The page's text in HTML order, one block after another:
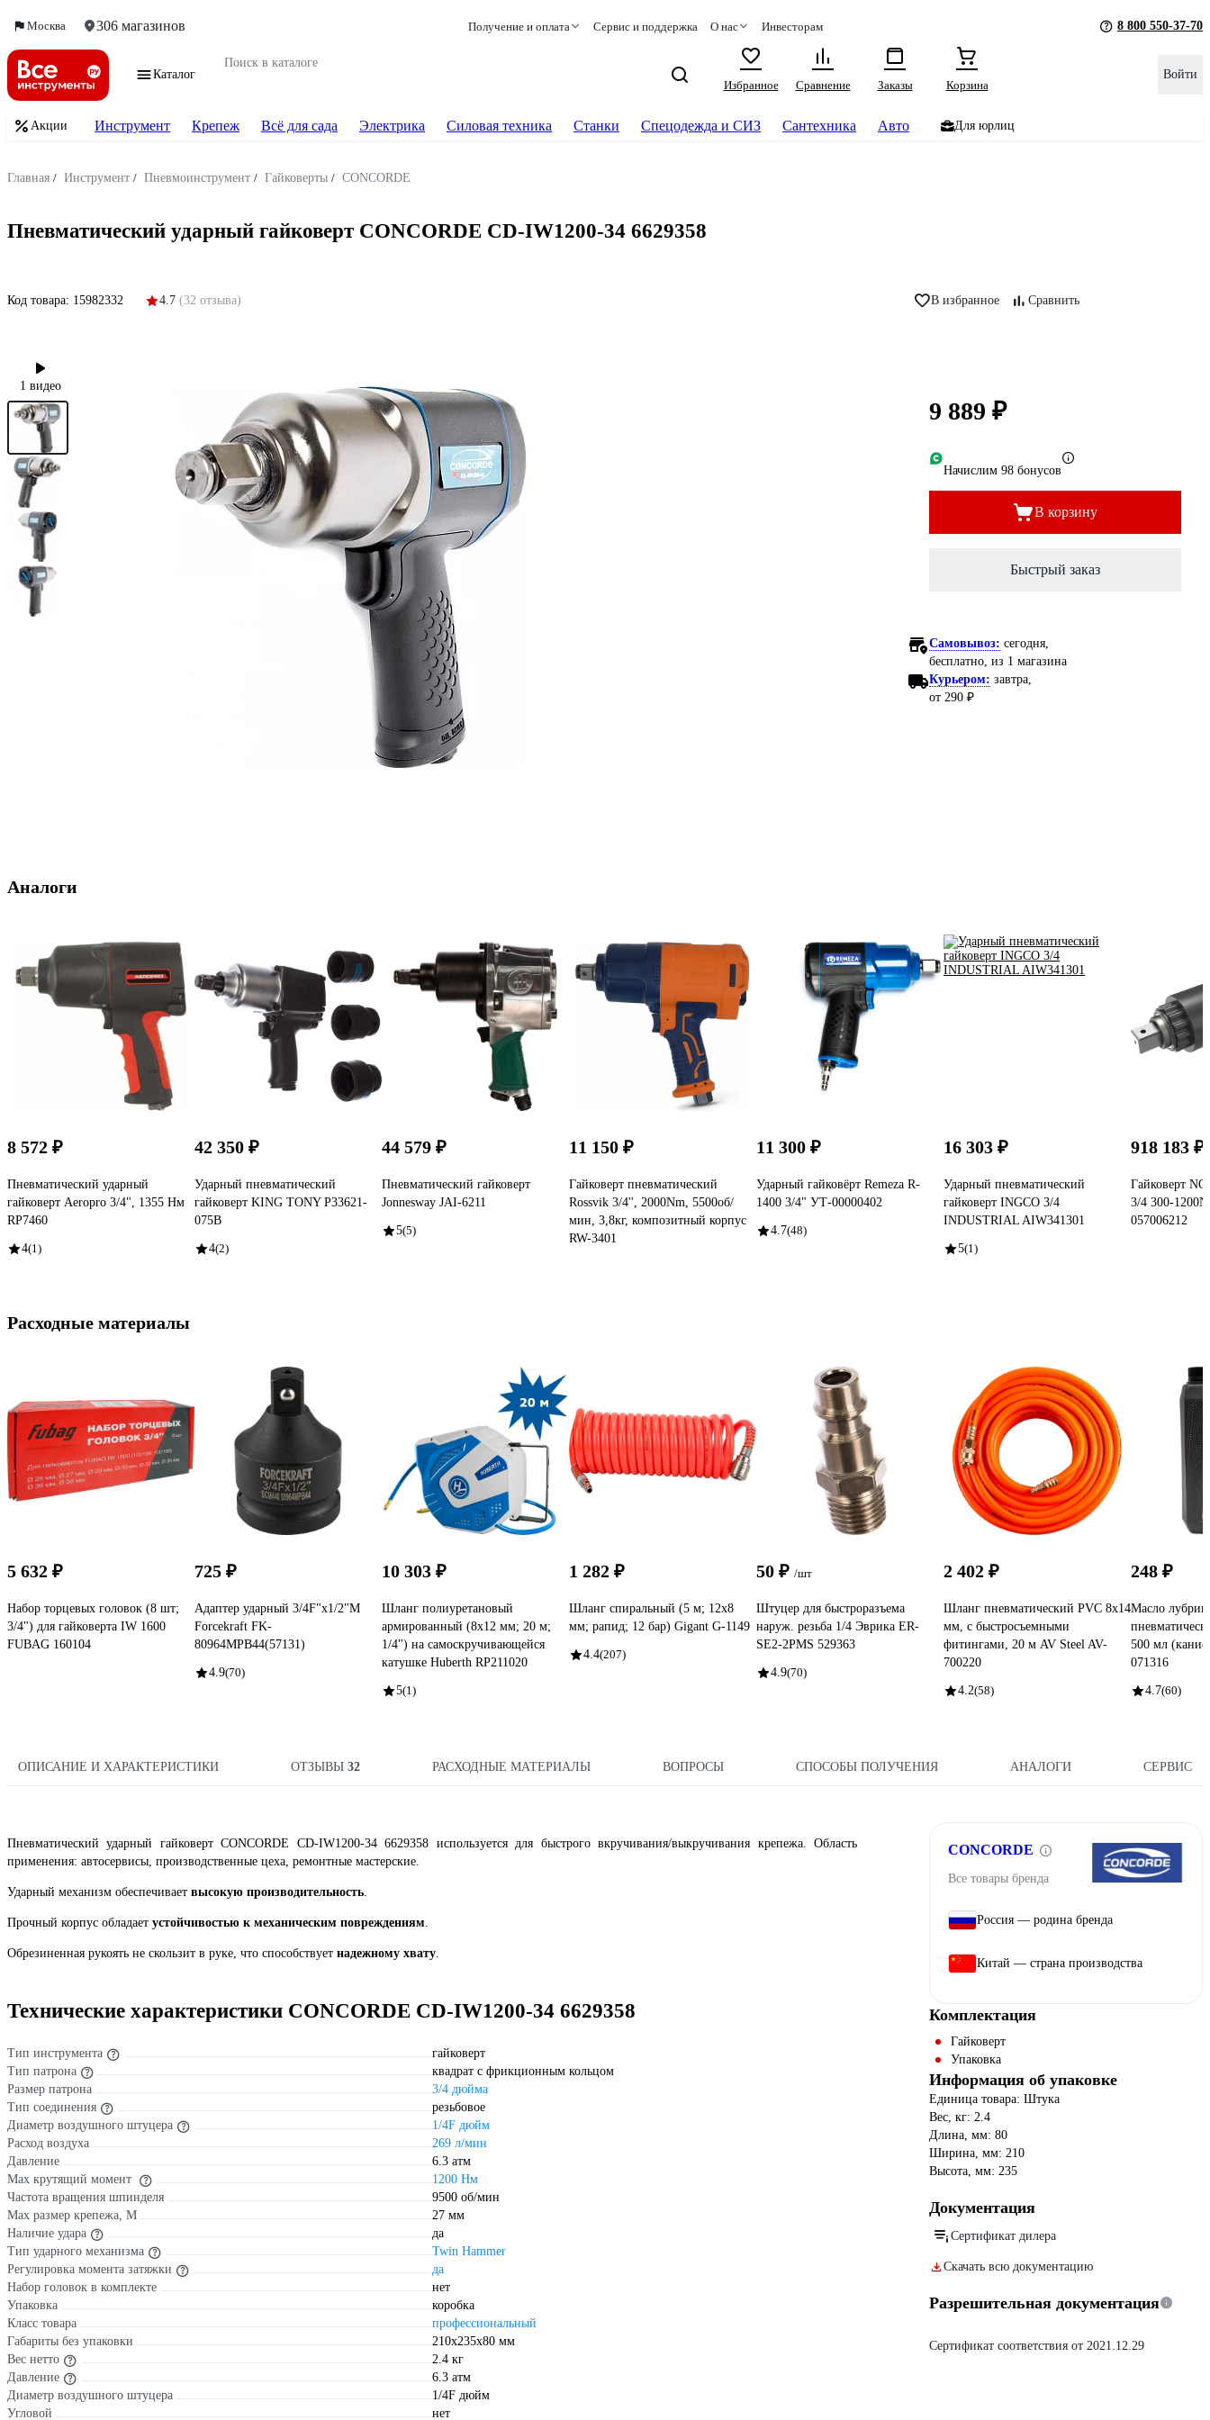
Москва 306 магазинов Получение и оплата Сервис и поддержка О нас Инвесторам 8 800 550-37-70
Каталог
Избранное
Сравнение Заказы Корзина
Войти
Акции Инструмент Крепеж Всё для сада Электрика Силовая техника Станки Спецодежда и СИЗ Сантехника Авто Для юрлиц
Главная / Инструмент / Пневмоинструмент / Гайковерты / CONCORDE
Пневматический ударный гайковерт CONCORDE CD-IW1200-34 6629358
Код товара: 15982332 4.7 (32 отзыва) В избранное Сравнить
1 видео
9 889 ₽
Начислим 98 бонусов
В корзину
Быстрый заказ
Самовывоз: сегодня,
бесплатно , из 1 магазина
Курьером: завтра,
от 290 ₽
Аналоги
8 572 ₽
Пневматический ударный
гайковерт Aeropro 3/4", 1355 Нм
RP7460
4(1)
42 350 ₽
Ударный пневматический
гайковерт KING TONY P33621-
075B
4(2)
44 579 ₽
Пневматический гайковерт
Jonnesway JAI-6211
5(5)
11 150 ₽
Гайковерт пневматический
Rossvik 3/4'', 2000Nm, 5500об/
мин, 3,8кг, композитный корпус
RW-3401
11 300 ₽
Ударный гайковёрт Remeza R-
1400 3/4" УТ-00000402
4.7(48)
16 303 ₽
Ударный пневматический
гайковерт INGCO 3/4
INDUSTRIAL AIW341301
5(1)
918 183 ₽
Гайковерт
3/4 300-
057006212
Расходные материалы
5 632 ₽
Набор торцевых головок (8 шт;
3/4") для гайковерта IW 1600
FUBAG 160104
725 ₽
Адаптер ударный 3/4F"х1/2"M
Forcekraft FK-
80964MPB44(57131)
4.9(70)
10 303 ₽
Шланг полиуретановый
армированный (8х12 мм; 20 м;
1/4") на самоскручивающейся
катушке Huberth RP211020
5(1)
1 282 ₽
Шланг спиральный (5 м; 12х8
мм; рапид; 12 бар) Gigant G-1149
4.4(207)
50 ₽ /шт
Штуцер для быстроразъема
наруж. резьба 1/4 Эврика ER-
SE2-2PMS 529363
4.9(70)
2 402 ₽
Шланг пневматический PVC 8x14
мм, с быстросъемными
фитингами, 20 м AV Steel AV-
700220
4.2(58)
248 ₽
Масло
500 мл
071316
4.7(60)
ОПИСАНИЕ И ХАРАКТЕРИСТИКИ ОТЗЫВЫ 32 РАСХОДНЫЕ МАТЕРИАЛЫ ВОПРОСЫ СПОСОБЫ ПОЛУЧЕНИЯ АНАЛОГИ СЕРВИС
Пневматический ударный гайковерт CONCORDE CD-IW1200-34 6629358 используется для быстрого вкручивания/выкручивания крепежа. Область
применения: автосервисы, производственные цеха, ремонтные мастерские.
Ударный механизм обеспечивает высокую производительность.
Прочный корпус обладает устойчивостью к механическим повреждениям.
Обрезиненная рукоять не скользит в руке, что способствует надежному хвату.
Технические характеристики CONCORDE CD-IW1200-34 6629358
Тип инструмента
гайковерт
Тип патрона
квадрат с фрикционным кольцом
Размер патрона
3/4 дюйма
Тип соединения
резьбовое
Диаметр воздушного штуцера
1/4F дюйм
Расход воздуха
269 л/мин
Давление
6.3 атм
Max крутящий момент
1200 Нм
Частота вращения шпинделя
9500 об/мин
Max размер крепежа, М
27 мм
Наличие удара
да
Тип ударного механизма
Twin Hammer
Регулировка момента затяжки
да
Набор головок в комплекте
нет
Упаковка
коробка
Класс товара
профессиональный
Габариты без упаковки
210х235х80 мм
Вес нетто
2.4 кг
Давление
6.3 атм
Диаметр воздушного штуцера
1/4F дюйм
Угловой
нет
CONCORDE
Все товары бренда
Россия — родина бренда
Китай — страна производства
Комплектация
Гайковерт
Упаковка
Информация об упаковке
Единица товара: Штука
Вес, кг: 2.4
Длина, мм: 80
Ширина, мм: 210
Высота, мм: 235
Документация
Сертификат дилера
Скачать всю документацию
Разрешительная документация
Сертификат соответствия от 2021.12.29